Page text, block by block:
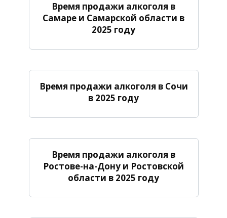
Время продажи алкоголя в
Самаре и Самарской области в
2025 году
Время продажи алкоголя в Сочи
в 2025 году
Время продажи алкоголя в
Ростове-на-Дону и Ростовской
области в 2025 году